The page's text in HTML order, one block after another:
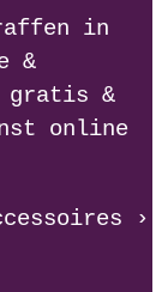
in
&
gratis &
online
›